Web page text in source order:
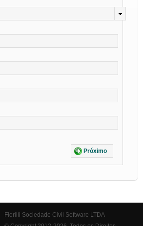
Próximo
Fiorilli Sociedade Civil Software LTDA